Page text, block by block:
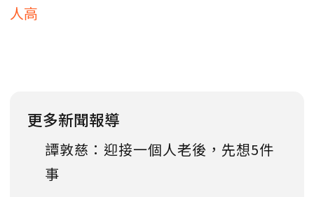
人高
更多新聞報導
譚敦慈：迎接一個人老後，先想5件
事